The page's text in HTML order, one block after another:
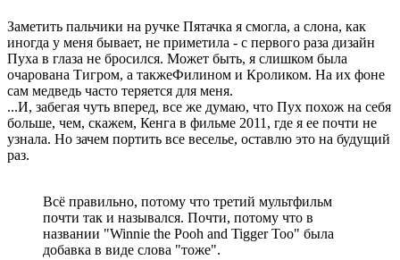
Заметить пальчики на ручке Пятачка я смогла, а слона, как
иногда у меня бывает, не приметила - с первого раза дизайн
Пуха в глаза не бросился. Может быть, я слишком была
очарована Тигром, а такжеФилином и Кроликом. На их фоне
сам медведь часто теряется для меня.
...И, забегая чуть вперед, все же думаю, что Пух похож на себя
больше, чем, скажем, Кенга в фильме 2011, где я ее почти не
узнала. Но зачем портить все веселье, оставлю это на будущий
раз.
Всё правильно, потому что третий мультфильм
почти так и назывался. Почти, потому что в
названии "Winnie the Pooh and Tigger Too" была
добавка в виде слова "тоже".